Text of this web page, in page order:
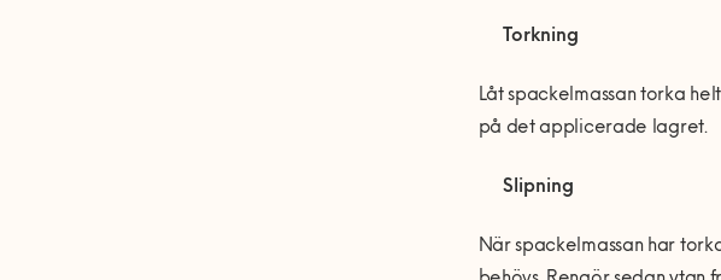
Torkning
Låt spackelmassan torka
på det applicerade lagret.
Slipning
När spackelmassan har